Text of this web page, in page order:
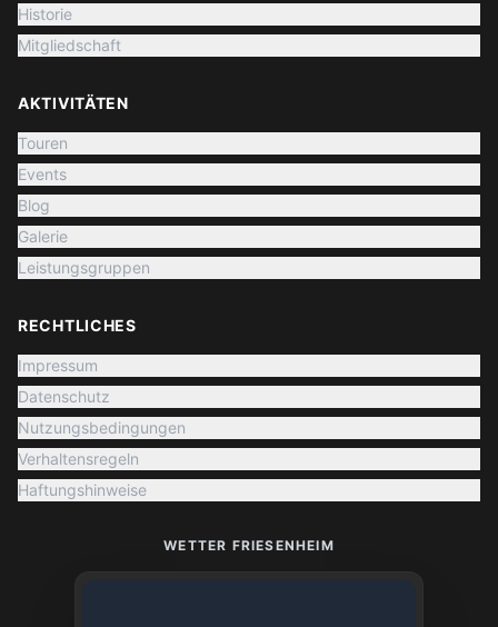
Historie
Mitgliedschaft
AKTIVITÄTEN
Touren
Events
Blog
Galerie
Leistungsgruppen
RECHTLICHES
Impressum
Datenschutz
Nutzungsbedingungen
Verhaltensregeln
Haftungshinweise
WETTER FRIESENHEIM